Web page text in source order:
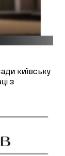
київську
з